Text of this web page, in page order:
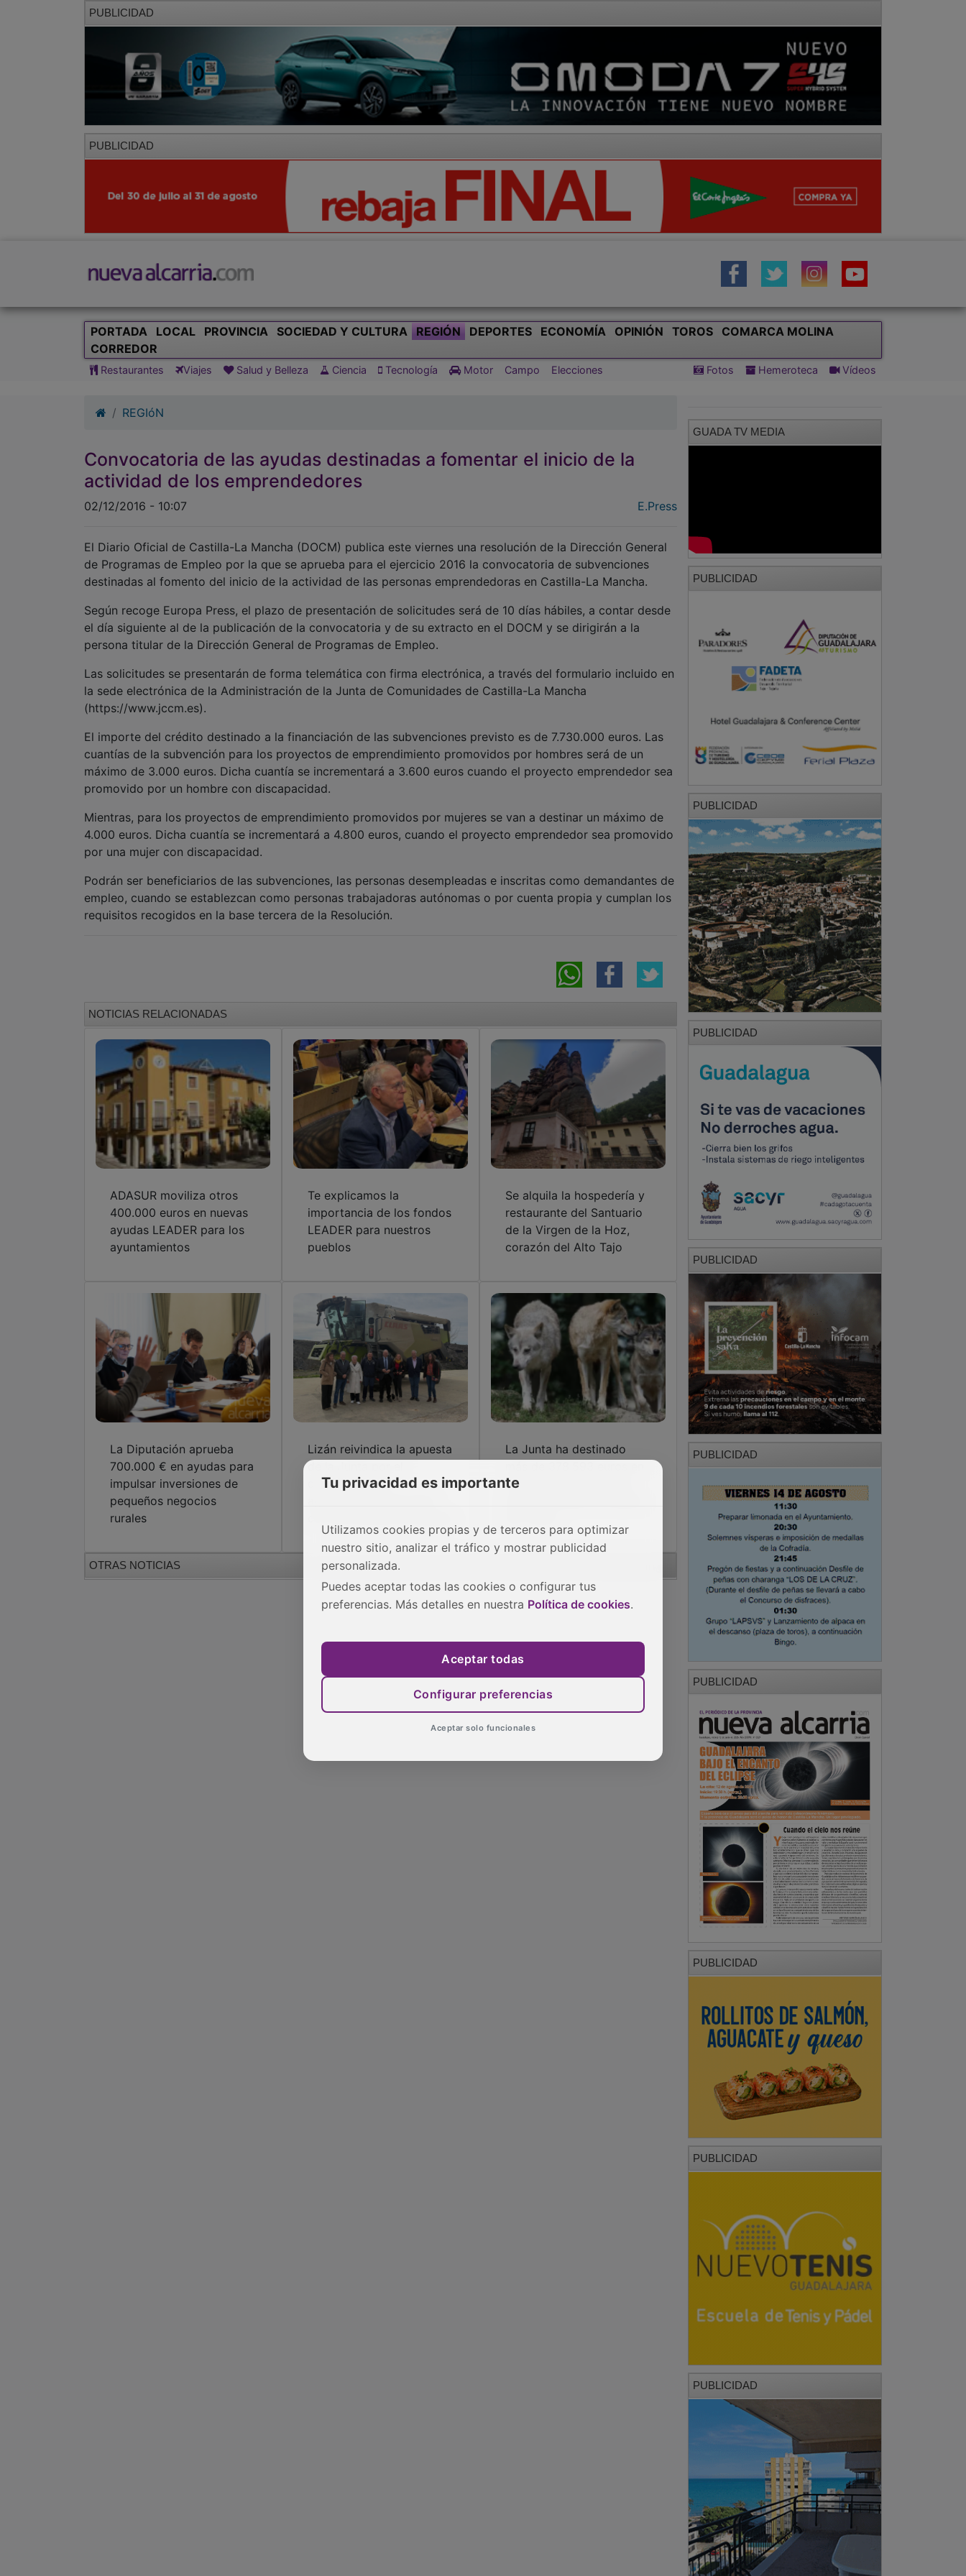
PUBLICIDAD
PUBLICIDAD
PORTADA LOCAL PROVINCIA SOCIEDAD Y CULTURA REGIÓN DEPORTES ECONOMÍA OPINIÓN TOROS
COMARCA MOLINA
CORREDOR
Restaurantes Viajes Salud y Belleza Ciencia Tecnología Motor Campo Elecciones Fotos Hemeroteca Vídeos
REGIóN
Convocatoria de las ayudas destinadas a fomentar el inicio de la
actividad de los emprendedores
02/12/2016 - 10:07 E.Press
El Diario Oficial de Castilla-La Mancha (DOCM) publica este viernes una resolución de la Dirección General
de Programas de Empleo por la que se aprueba para el ejercicio 2016 la convocatoria de subvenciones
destinadas al fomento del inicio de la actividad de las personas emprendedoras en Castilla-La Mancha.
Según recoge Europa Press, el plazo de presentación de solicitudes será de 10 días hábiles, a contar desde
el día siguiente al de la publicación de la convocatoria y de su extracto en el DOCM y se dirigirán a la
persona titular de la Dirección General de Programas de Empleo.
Las solicitudes se presentarán de forma telemática con firma electrónica, a través del formulario incluido en
la sede electrónica de la Administración de la Junta de Comunidades de Castilla-La Mancha
(https://www.jccm.es).
El importe del crédito destinado a la financiación de las subvenciones previsto es de 7.730.000 euros. Las
cuantías de la subvención para los proyectos de emprendimiento promovidos por hombres será de un
máximo de 3.000 euros. Dicha cuantía se incrementará a 3.600 euros cuando el proyecto emprendedor sea
promovido por un hombre con discapacidad.
Mientras, para los proyectos de emprendimiento promovidos por mujeres se van a destinar un máximo de
4.000 euros. Dicha cuantía se incrementará a 4.800 euros, cuando el proyecto emprendedor sea promovido
por una mujer con discapacidad.
Podrán ser beneficiarios de las subvenciones, las personas desempleadas e inscritas como demandantes de
empleo, cuando se establezcan como personas trabajadoras autónomas o por cuenta propia y cumplan los
requisitos recogidos en la base tercera de la Resolución.
NOTICIAS RELACIONADAS
ADASUR moviliza otros
400.000 euros en nuevas
ayudas LEADER para los
ayuntamientos
Te explicamos la
importancia de los fondos
LEADER para nuestros
pueblos
Se alquila la hospedería y
restaurante del Santuario
de la Virgen de la Hoz,
corazón del Alto Tajo
La Diputación aprueba
700.000 € en ayudas para
impulsar inversiones de
pequeños negocios
rurales
Lizán reivindica la apuesta
de la Junta por el
desarrollo de la
La Junta ha destinado
los últimos 5 años para
OTRAS NOTICIAS
GUADA TV MEDIA
PUBLICIDAD
PUBLICIDAD
PUBLICIDAD
PUBLICIDAD
PUBLICIDAD
PUBLICIDAD
PUBLICIDAD
PUBLICIDAD
PUBLICIDAD
Tu privacidad es importante
Utilizamos cookies propias y de terceros para optimizar
nuestro sitio, analizar el tráfico y mostrar publicidad
personalizada.
Puedes aceptar todas las cookies o configurar tus
preferencias. Más detalles en nuestra Política de cookies.
Aceptar todas
Configurar preferencias
Aceptar solo funcionales